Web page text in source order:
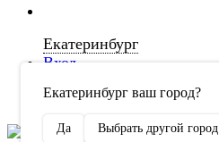
Екатеринбург
Екатеринбург ваш город?
Да Выбрать другой город
Вход
Регистрация